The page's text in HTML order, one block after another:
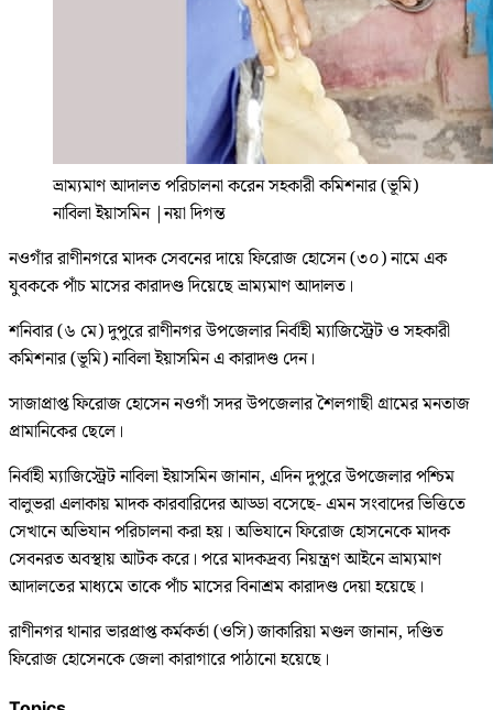
ভ্রাম্যমাণ আদালত পরিচালনা করেন সহকারী কমিশনার (ভূমি)
নাবিলা ইয়াসমিন |নয়া দিগন্ত
নওগাঁর রাণীনগরে মাদক সেবনের দায়ে ফিরোজ হোসেন (৩০) নামে এক
যুবককে পাঁচ মাসের কারাদণ্ড দিয়েছে ভ্রাম্যমাণ আদালত।
শনিবার (৬ মে) দুপুরে রাণীনগর উপজেলার নির্বাহী ম্যাজিস্ট্রেট ও সহকারী
কমিশনার (ভূমি) নাবিলা ইয়াসমিন এ কারাদণ্ড দেন।
সাজাপ্রাপ্ত ফিরোজ হোসেন নওগাঁ সদর উপজেলার শৈলগাছী গ্রামের মনতাজ
প্রামানিকের ছেলে।
নির্বাহী ম্যাজিস্ট্রেট নাবিলা ইয়াসমিন জানান, এদিন দুপুরে উপজেলার পশ্চিম
বালুভরা এলাকায় মাদক কারবারিদের আড্ডা বসেছে- এমন সংবাদের ভিত্তিতে
সেখানে অভিযান পরিচালনা করা হয়। অভিযানে ফিরোজ হোসনেকে মাদক
সেবনরত অবস্থায় আটক করে। পরে মাদকদ্রব্য নিয়ন্ত্রণ আইনে ভ্রাম্যমাণ
আদালতের মাধ্যমে তাকে পাঁচ মাসের বিনাশ্রম কারাদণ্ড দেয়া হয়েছে।
রাণীনগর থানার ভারপ্রাপ্ত কর্মকর্তা (ওসি) জাকারিয়া মণ্ডল জানান, দণ্ডিত
ফিরোজ হোসেনকে জেলা কারাগারে পাঠানো হয়েছে।